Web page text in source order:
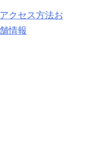
クセス方法お
情報